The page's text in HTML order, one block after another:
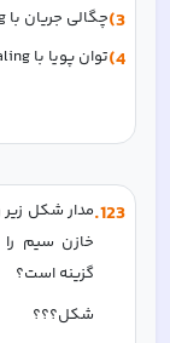
3) چگالی جریان با Scaling افزایش می یابد.
4) توان پویا با Scaling افزایش می یابد.
123
.مدار شکل زیر
گزینه است؟
شکل؟؟؟